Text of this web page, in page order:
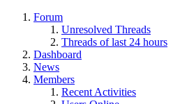
Forum
Unresolved Threads
Threads of last 24 hours
Dashboard
News
Members
Recent Activities